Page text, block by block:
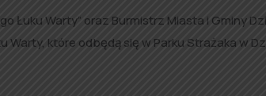
Łuku Warty” oraz Burmistrz Miasta i Gminy
Warty, które odbędą się w Parku Strażaka w